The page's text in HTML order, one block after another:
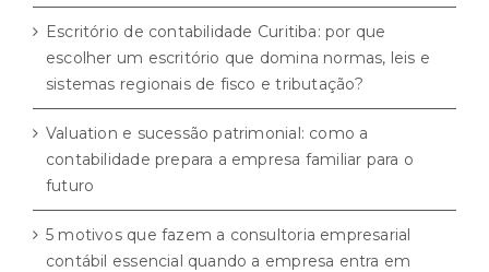
Escritório de contabilidade Curitiba: por que
escolher um escritório que domina normas, leis e
sistemas regionais de fisco e tributação?
Valuation e sucessão patrimonial: como a
contabilidade prepara a empresa familiar para o
futuro
5 motivos que fazem a consultoria empresarial
contábil essencial quando a empresa entra em